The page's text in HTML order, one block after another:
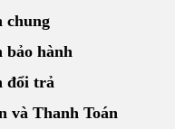
chung
bảo hành
đổi trả
và Thanh Toán